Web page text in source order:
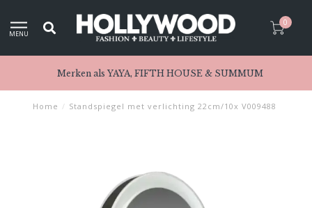
MENU
0
Merken als YAYA, FIFTH HOUSE & SUMMUM
Home / Standspiegel met verlichting 22cm/10x V009488